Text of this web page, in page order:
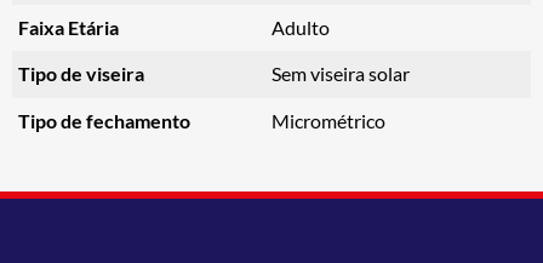
Faixa Etária Adulto
Tipo de viseira Sem viseira solar
Tipo de fechamento Micrométrico